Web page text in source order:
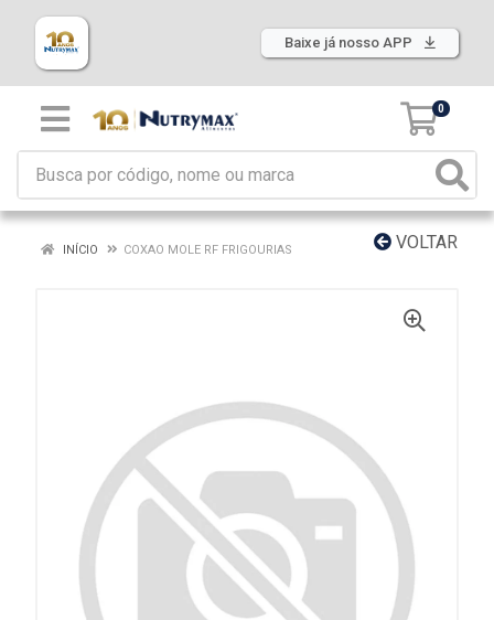
Baixe já nosso APP
0
VOLTAR
INÍCIO COXAO MOLE RF FRIGOURIAS